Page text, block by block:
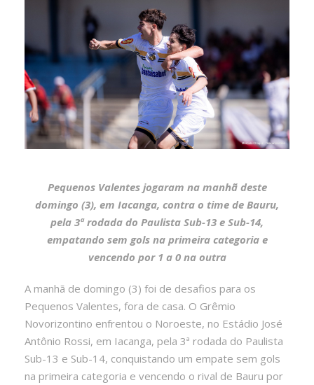
Pequenos Valentes jogaram na manhã deste
domingo (3), em Iacanga, contra o time de Bauru,
pela 3ª rodada do Paulista Sub-13 e Sub-14,
empatando sem gols na primeira categoria e
vencendo por 1 a 0 na outra
A manhã de domingo (3) foi de desafios para os
Pequenos Valentes, fora de casa. O Grêmio
Novorizontino enfrentou o Noroeste, no Estádio José
Antônio Rossi, em Iacanga, pela 3ª rodada do Paulista
Sub-13 e Sub-14, conquistando um empate sem gols
na primeira categoria e vencendo o rival de Bauru por